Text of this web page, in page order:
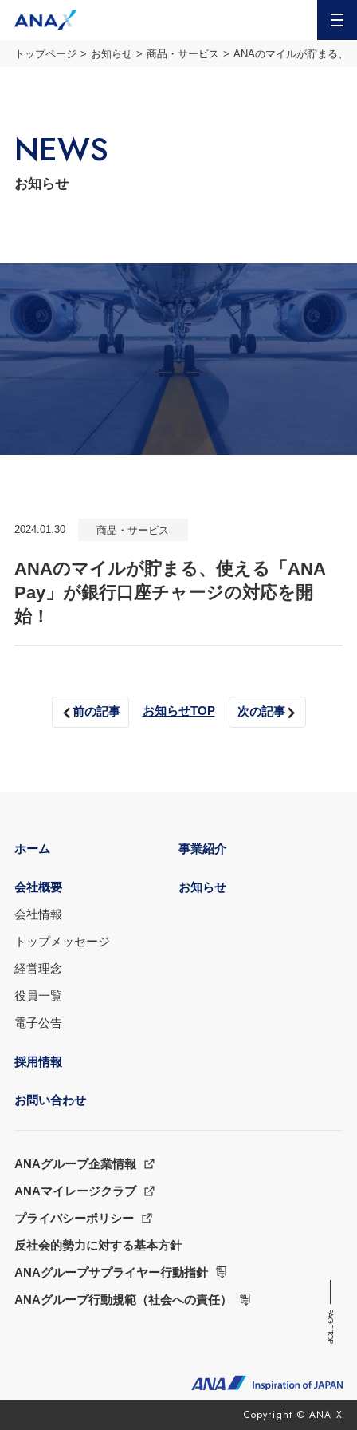
トップページ お知らせ 商品・サービス ANAのマイルが貯まる、
NEWS
お知らせ
2024.01.30 商品・サービス
ANAのマイルが貯まる、使える「ANA
Pay」が銀行口座チャージの対応を開
始！
前の記事 お知らせTOP 次の記事
PAGE TOP
ホーム
会社概要
会社情報
トップメッセージ
経営理念
役員一覧
電子公告
事業紹介
お知らせ
採用情報
お問い合わせ
ANAグループ企業情報
ANAマイレージクラブ
プライバシーポリシー
反社会的勢力に対する基本方針
ANAグループサプライヤー行動指針
ANAグループ行動規範（社会への責任）
Copyright © ANA X